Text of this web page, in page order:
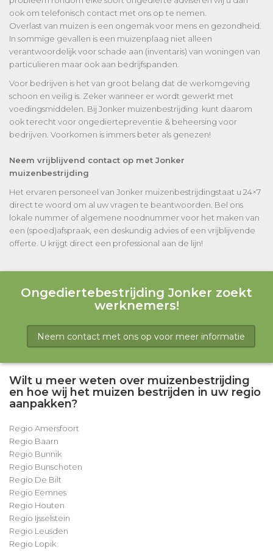
ook om telefonisch contact met ons op te nemen.
Overlast van muizen is een ongemak voor mens en gezondheid.
In sommige gevallen is een muizenplaag niet alleen
verantwoordelijk voor schade aan (inventaris) van woningen van
particulieren maar ook aan bedrijfspanden.
Voor bedrijven is het van groot belang dat de werkomgeving
schoon en veilig is. Zeker wanneer er wordt gewerkt met
voedingsmiddelen. Bij Jonker muizenbestrijding kunt daarom
ook terecht voor ongediertepreventie & beheersing voor
bedrijven. Voorkomen is immers beter als genezen!
Neem vrijblijvend contact op met Jonker
muizenbestrijding
Het ervaren personeel van Jonker muizenbestrijdingstaat u 24×7
direct te woord om al uw vragen te beantwoorden. Bel ons
lokale nummer of algemene noodnummer voor het maken van
een (spoed)afspraak, een deskundig advies of een vrijblijvende
offerte. U krijgt direct een professional aan de lijn!
Ongediertebestrijding Jonker zoekt
werknemers!
Neem contact met ons op voor meer informatie
Wilt u meer weten over muizenbestrijding
en hoe wij het muizen bestrijden in uw regio
aanpakken?
Regio Amersfoort
Regio Baarn
Regio Bunnik
Regio Bunschoten
Regio De Bilt
Regio Eemnes
Regio Houten
Regio Ijsselstein
Regio Leusden
Regio Lopik